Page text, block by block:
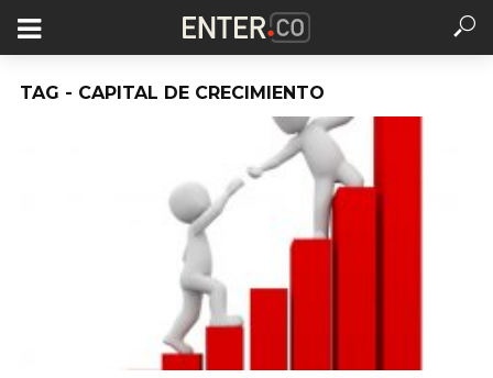
TAG - CAPITAL DE CRECIMIENTO